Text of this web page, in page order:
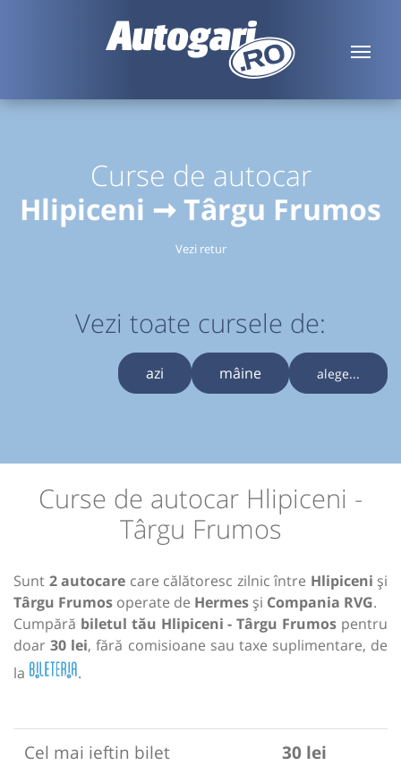
Curse de autocar
Hlipiceni ➞ Târgu Frumos
Vezi retur
Vezi toate cursele de:
azi mâine alege...
Curse de autocar Hlipiceni -
Târgu Frumos
Sunt 2 autocare care călătoresc zilnic între Hlipiceni și
Târgu Frumos operate de Hermes și Compania RVG.
Cumpără biletul tău Hlipiceni - Târgu Frumos pentru
doar30 lei, fără comisioane sau taxe suplimentare, de
la
.
Cel mai ieftin bilet
30 lei